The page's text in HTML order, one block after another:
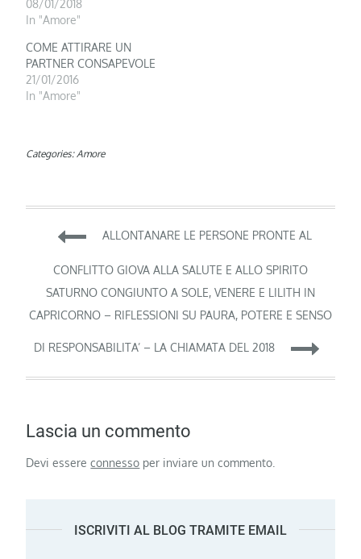
08/01/2018
In "Amore"
COME ATTIRARE UN
PARTNER CONSAPEVOLE
21/01/2016
In "Amore"
Categories: Amore
Navigazione
articoli
ALLONTANARE LE PERSONE PRONTE AL
CONFLITTO GIOVA ALLA SALUTE E ALLO SPIRITO
SATURNO CONGIUNTO A SOLE, VENERE E LILITH IN
CAPRICORNO – RIFLESSIONI SU PAURA, POTERE E SENSO
DI RESPONSABILITA’ – LA CHIAMATA DEL 2018
Lascia un commento
Devi essereconnesso per inviare un commento.
ISCRIVITI AL BLOG TRAMITE EMAIL